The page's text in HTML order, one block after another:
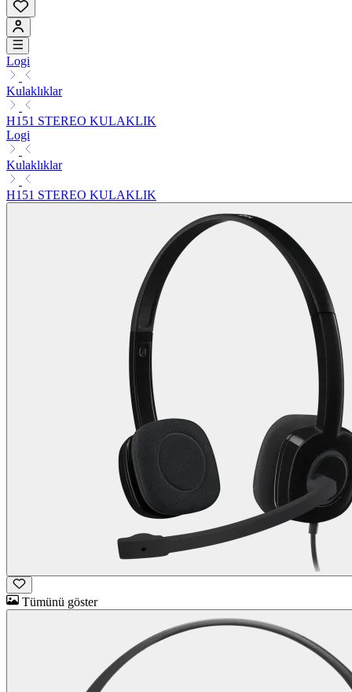
Logi
Kulaklıklar
H151 STEREO KULAKLIK
Logi
Kulaklıklar
H151 STEREO KULAKLIK
Tümünü göster